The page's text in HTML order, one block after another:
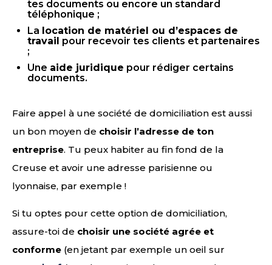
tes documents ou encore un standard
téléphonique ;
La location de matériel ou d’espaces de
travail pour recevoir tes clients et partenaires
;
Une aide juridique pour rédiger certains
documents.
Faire appel à une société de domiciliation est aussi
un bon moyen de choisir l’adresse de ton
entreprise. Tu peux habiter au fin fond de la
Creuse et avoir une adresse parisienne ou
lyonnaise, par exemple !
Si tu optes pour cette option de domiciliation,
assure-toi de choisir une société agrée et
conforme (en jetant par exemple un oeil sur